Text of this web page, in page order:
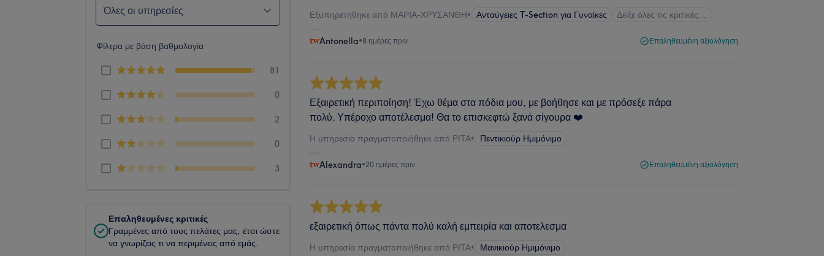
Όλες οι υπηρεσίες
Φίλτρα με βάση βαθμολογία
81
0
2
0
3
Επαληθευμένες κριτικές
Γραμμένες από τους πελάτες μας, έτσι ώστε
να γνωρίζεις τι να περιμένεις από εμάς.
Εξυπηρετήθηκε από ΜΑΡΙΑ-ΧΡΥΣΑΝΘΗ• Ανταύγειες T-Section για Γυναίκες Δείξε όλες τις κριτικές…
Antonella•8 ημέρες πριν Επαληθευμένη αξιολόγηση
Εξαιρετική περιποίηση! Έχω θέμα στα πόδια μου, με βοήθησε και με πρόσεξε πάρα
πολύ. Υπέροχο αποτέλεσμα! Θα το επισκεφτώ ξανά σίγουρα ❤️
Η υπηρεσία πραγματοποιήθηκε από ΡΙΤΑ• Πεντικιούρ Ημιμόνιμο
Alexandra•20 ημέρες πριν Επαληθευμένη αξιολόγηση
εξαιρετική όπως πάντα πολύ καλή εμπειρία και αποτελεσμα
Η υπηρεσία πραγματοποιήθηκε από ΡΙΤΑ• Μανικιούρ Ημιμόνιμο